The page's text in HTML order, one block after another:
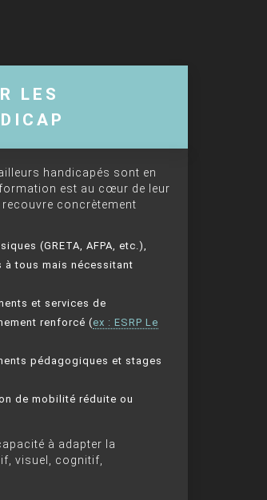
LES
handicapés sont en
est au cœur de leur
concrètement
(GRETA, AFPA, etc.),
tous mais nécessitant
et services de
renforcé (ex : ESRP Le
pédagogiques et stages
de mobilité réduite ou
à adapter la
visuel, cognitif,